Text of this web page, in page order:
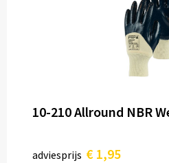
10-210 Allround NBR
adviesprijs € 1,95